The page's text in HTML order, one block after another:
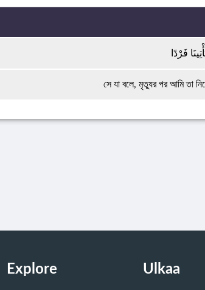
فَرْدًا
সে যা বলে, মৃত্যুর পর আমি তা
Explore Ulkaa